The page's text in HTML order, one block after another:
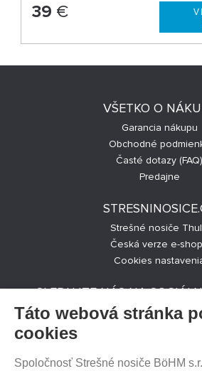
39 €
VŠETKO O
Garancia nákupu
Obchodné
Časté dotazy (FAQ)
Predajne
Strešné nosiče
Česká verze e-
Cookies
SLEDUJTE NÁS NA
Táto webová stránka
cookies
Spoločnosť Strešné nosiče BöHM